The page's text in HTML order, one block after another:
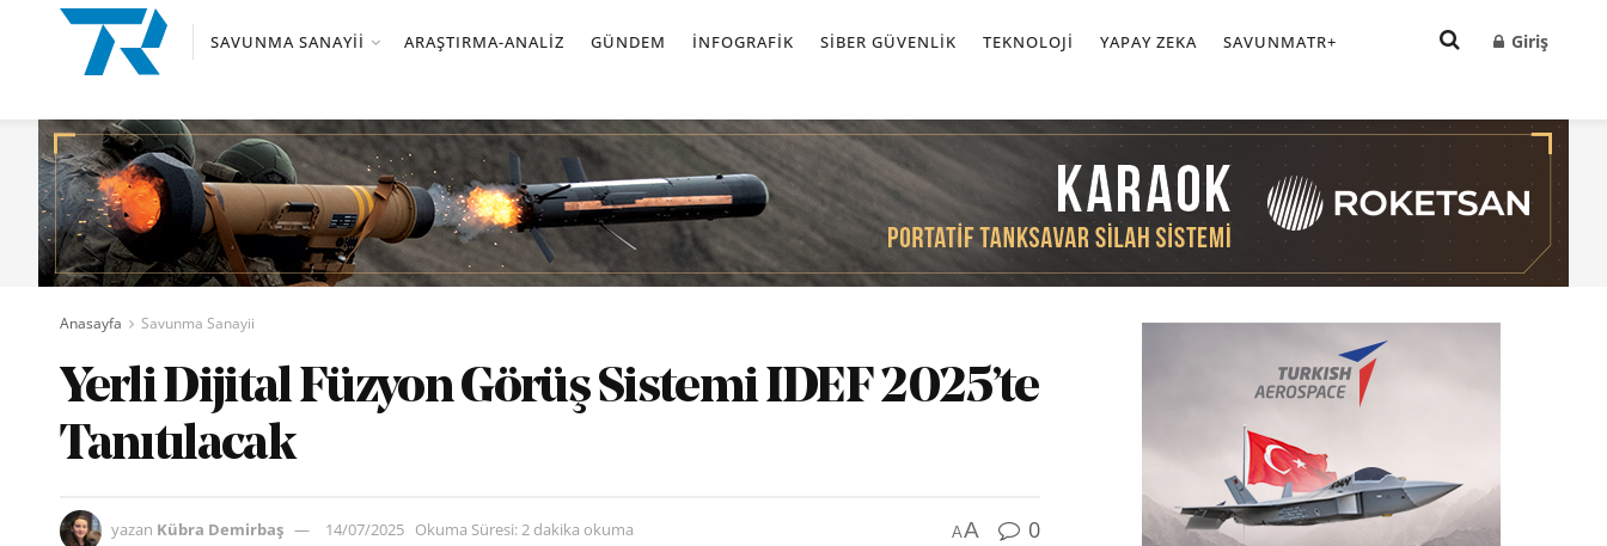
SAVUNMA SANAYII ARAŞTIRMA-ANALIZ GÜNDEM İNFOGRAFIK SIBER GÜVENLIK TEKNOLOJI YAPAY ZEKA SAVUNMATR+ Giriş
Anasayfa Savunma Sanayii
Yerli Dijital Füzyon Görüş Sistemi IDEF 2025’te
Tanıtılacak
yazan Kübra Demirbaş 14/07/2025 Okuma Süresi: 2 dakika okuma AA 0